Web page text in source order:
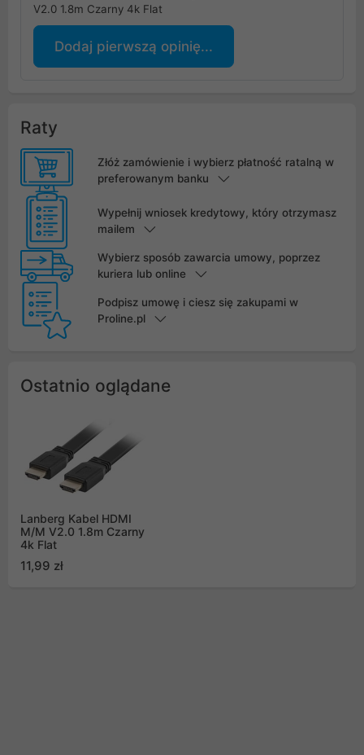
V2.0 1.8m Czarny 4k Flat
Dodaj pierwszą opinię...
Raty
Złóż zamówienie i wybierz płatność ratalną w
preferowanym banku
Wypełnij wniosek kredytowy, który otrzymasz
mailem
Wybierz sposób zawarcia umowy, poprzez
kuriera lub online
Podpisz umowę i ciesz się zakupami w
Proline.pl
Ostatnio oglądane
Lanberg Kabel HDMI
M/M V2.0 1.8m Czarny
4k Flat
11,99 zł